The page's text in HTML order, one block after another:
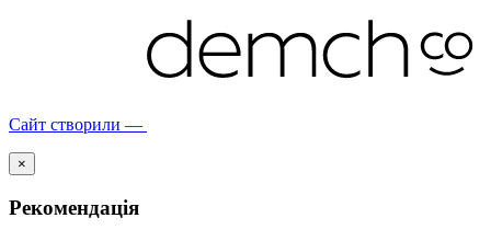
Сайт створили —
×
Рекомендація